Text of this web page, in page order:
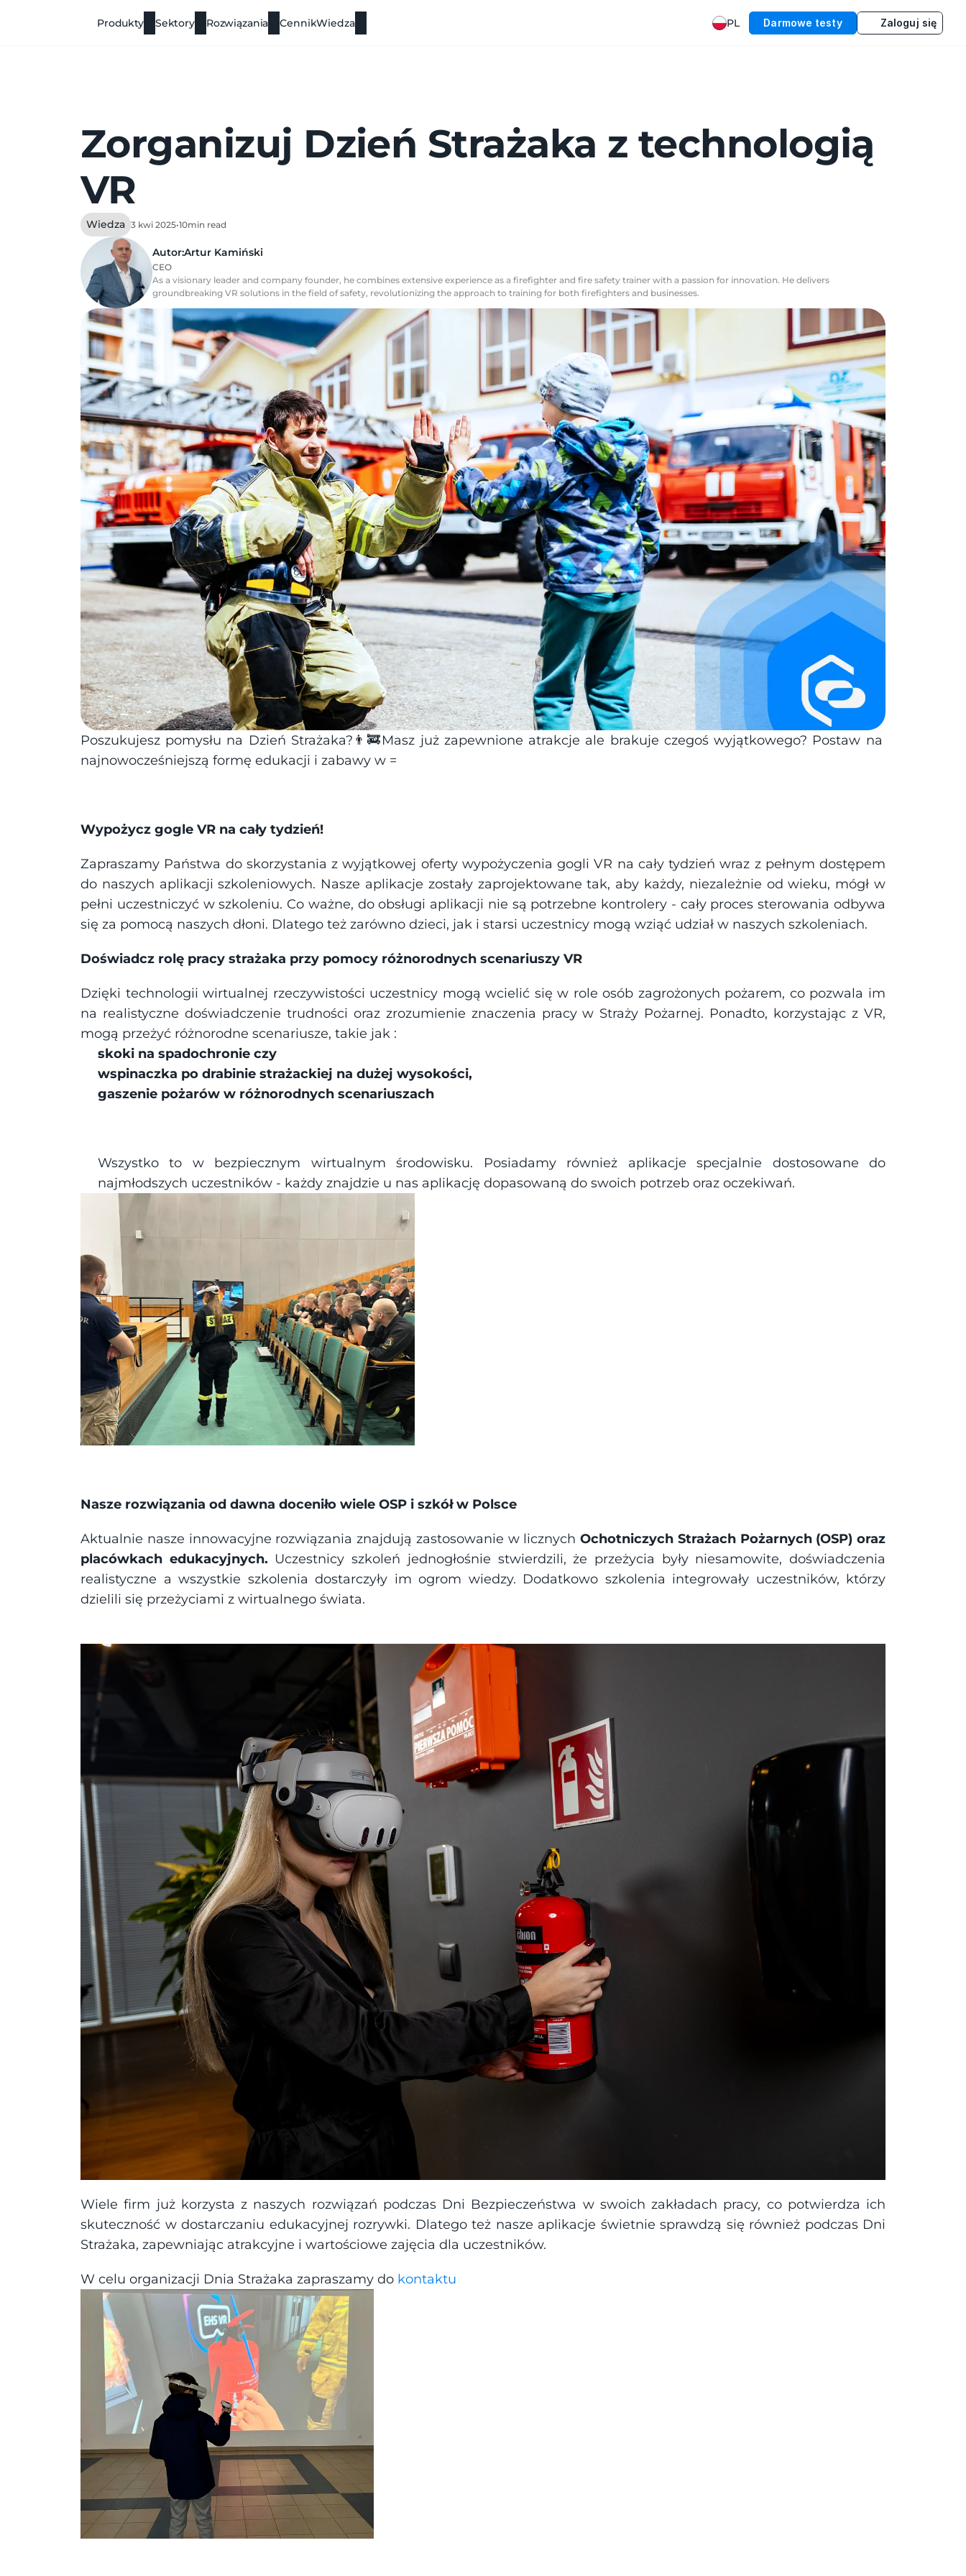
Produkty Sektory Rozwiązania CennikWiedza PL Darmowe testy Zaloguj się
Zorganizuj Dzień Strażaka z technologią
VR
Wiedza 3 kwi 2025•10min read
Autor:Artur Kamiński
CEO
As a visionary leader and company founder, he combines extensive experience as a firefighter and fire safety trainer with a passion for innovation. He delivers
groundbreaking VR solutions in the field of safety, revolutionizing the approach to training for both firefighters and businesses.
Poszukujesz pomysłu na Dzień Strażaka?👨‍🚒Masz już zapewnione atrakcje ale brakuje czegoś wyjątkowego? Postaw na
najnowocześniejszą formę edukacji i zabawy w =
Wypożycz gogle VR na cały tydzień!
Zapraszamy Państwa do skorzystania z wyjątkowej oferty wypożyczenia gogli VR na cały tydzień wraz z pełnym dostępem
do naszych aplikacji szkoleniowych. Nasze aplikacje zostały zaprojektowane tak, aby każdy, niezależnie od wieku, mógł w
pełni uczestniczyć w szkoleniu. Co ważne, do obsługi aplikacji nie są potrzebne kontrolery - cały proces sterowania odbywa
się za pomocą naszych dłoni. Dlatego też zarówno dzieci, jak i starsi uczestnicy mogą wziąć udział w naszych szkoleniach.
Doświadcz rolę pracy strażaka przy pomocy różnorodnych scenariuszy VR
Dzięki technologii wirtualnej rzeczywistości uczestnicy mogą wcielić się w role osób zagrożonych pożarem, co pozwala im
na realistyczne doświadczenie trudności oraz zrozumienie znaczenia pracy w Straży Pożarnej. Ponadto, korzystając z VR,
mogą przeżyć różnorodne scenariusze, takie jak :
skoki na spadochronie czy
wspinaczka po drabinie strażackiej na dużej wysokości,
gaszenie pożarów w różnorodnych scenariuszach
Wszystko to w bezpiecznym wirtualnym środowisku. Posiadamy również aplikacje specjalnie dostosowane do
najmłodszych uczestników - każdy znajdzie u nas aplikację dopasowaną do swoich potrzeb oraz oczekiwań.
Nasze rozwiązania od dawna doceniło wiele OSP i szkół w Polsce
Aktualnie nasze innowacyjne rozwiązania znajdują zastosowanie w licznych Ochotniczych Strażach Pożarnych (OSP) oraz
placówkach edukacyjnych. Uczestnicy szkoleń jednogłośnie stwierdzili, że przeżycia były niesamowite, doświadczenia
realistyczne a wszystkie szkolenia dostarczyły im ogrom wiedzy. Dodatkowo szkolenia integrowały uczestników, którzy
dzielili się przeżyciami z wirtualnego świata.
Wiele firm już korzysta z naszych rozwiązań podczas Dni Bezpieczeństwa w swoich zakładach pracy, co potwierdza ich
skuteczność w dostarczaniu edukacyjnej rozrywki. Dlatego też nasze aplikacje świetnie sprawdzą się również podczas Dni
Strażaka, zapewniając atrakcyjne i wartościowe zajęcia dla uczestników.
W celu organizacji Dnia Strażaka zapraszamy do kontaktu